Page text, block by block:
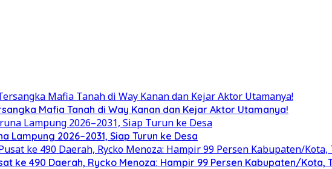
Mafia Tanah di Way Kanan dan Kejar Aktor Utamanya!
Lampung 2026–2031, Siap Turun ke Desa
ke 490 Daerah, Rycko Menoza: Hampir 99 Persen Kabupaten/Kota,